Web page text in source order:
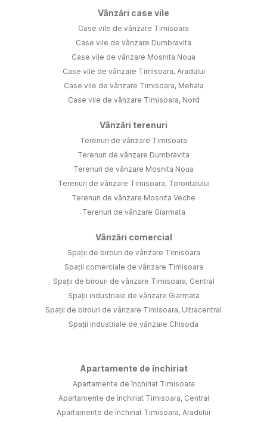
Vânzări case vile
Case vile de vânzare Timisoara
Case vile de vânzare Dumbravita
Case vile de vânzare Mosnita Noua
Case vile de vânzare Timisoara, Aradului
Case vile de vânzare Timisoara, Mehala
Case vile de vânzare Timisoara, Nord
Vânzări terenuri
Terenuri de vânzare Timisoara
Terenuri de vânzare Dumbravita
Terenuri de vânzare Mosnita Noua
Terenuri de vânzare Timisoara, Torontalului
Terenuri de vânzare Mosnita Veche
Terenuri de vânzare Giarmata
Vânzări comercial
Spații de birouri de vânzare Timisoara
Spații comerciale de vânzare Timisoara
Spații de birouri de vânzare Timisoara, Central
Spații industriale de vânzare Giarmata
Spații de birouri de vânzare Timisoara, Ultracentral
Spații industriale de vânzare Chisoda
Apartamente de închiriat
Apartamente de închiriat Timisoara
Apartamente de închiriat Timisoara, Central
Apartamente de închiriat Timisoara, Aradului